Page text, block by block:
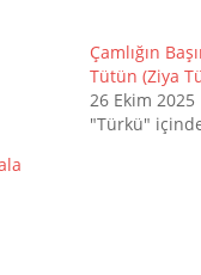
Çamlığın
Tütün (Ziya
26 Ekim 2025
"Türkü"